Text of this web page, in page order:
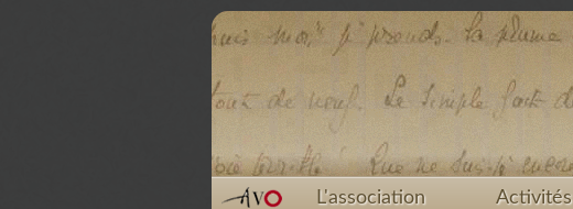
L'association Activités